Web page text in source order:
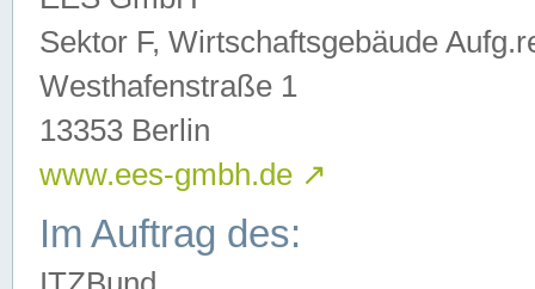
Sektor F, Wirtschaftsgebäude
Westhafenstraße 1
13353 Berlin
www.ees-gmbh.de ↗
Im Auftrag des: